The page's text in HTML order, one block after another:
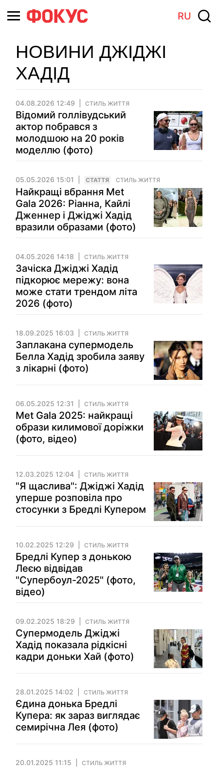
RU
НОВИНИ ДЖІДЖІ
ХАДІД
04.08.2026 12:49 СТИЛЬ ЖИТТЯ
Відомий голлівудський
актор побрався з
молодшою на 20 років
моделлю (фото)
05.05.2026 15:01 СТАТТЯ СТИЛЬ ЖИТТЯ
Найкращі вбрання Met
Gala 2026: Ріанна, Кайлі
Дженнер і Джіджі Хадід
вразили образами (фото)
04.05.2026 14:18 СТИЛЬ ЖИТТЯ
Зачіска Джіджі Хадід
підкорює мережу: вона
може стати трендом літа
2026 (фото)
18.09.2025 16:03 СТИЛЬ ЖИТТЯ
Заплакана супермодель
Белла Хадід зробила заяву
з лікарні (фото)
06.05.2025 12:31 СТИЛЬ ЖИТТЯ
Met Gala 2025: найкращі
образи килимової доріжки
(фото, відео)
12.03.2025 12:04 СТИЛЬ ЖИТТЯ
"Я щаслива": Джіджі Хадід
уперше розповіла про
стосунки з Бредлі Купером
10.02.2025 12:29 СТИЛЬ ЖИТТЯ
Бредлі Купер з донькою
Леєю відвідав
"Супербоул-2025" (фото,
відео)
09.02.2025 18:29 СТИЛЬ ЖИТТЯ
Супермодель Джіджі
Хадід показала рідкісні
кадри доньки Хай (фото)
28.01.2025 14:02 СТИЛЬ ЖИТТЯ
Єдина донька Бредлі
Купера: як зараз виглядає
семирічна Лея (фото)
20.01.2025 11:15 СТИЛЬ ЖИТТЯ